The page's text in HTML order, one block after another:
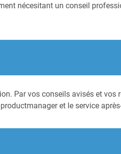
nécesitant un conseil
Par vos conseils avisés et
et le service